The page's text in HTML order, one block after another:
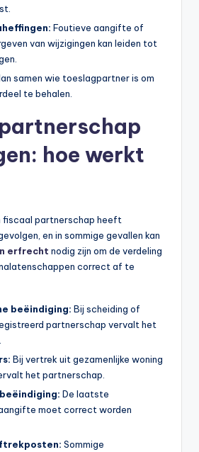
Foutieve aangifte of
van wijzigingen kan leiden tot
samen wie toeslagpartner is om
te behalen.
hoe werkt
fiscaal partnerschap heeft
en in sommige gevallen kan
erfrecht nodig zijn om de verdeling
correct af te
beëindiging: Bij scheiding of
partnerschap vervalt het
Bij vertrek uit gezamenlijke woning
het partnerschap.
De laatste
moet correct worden
Sommige